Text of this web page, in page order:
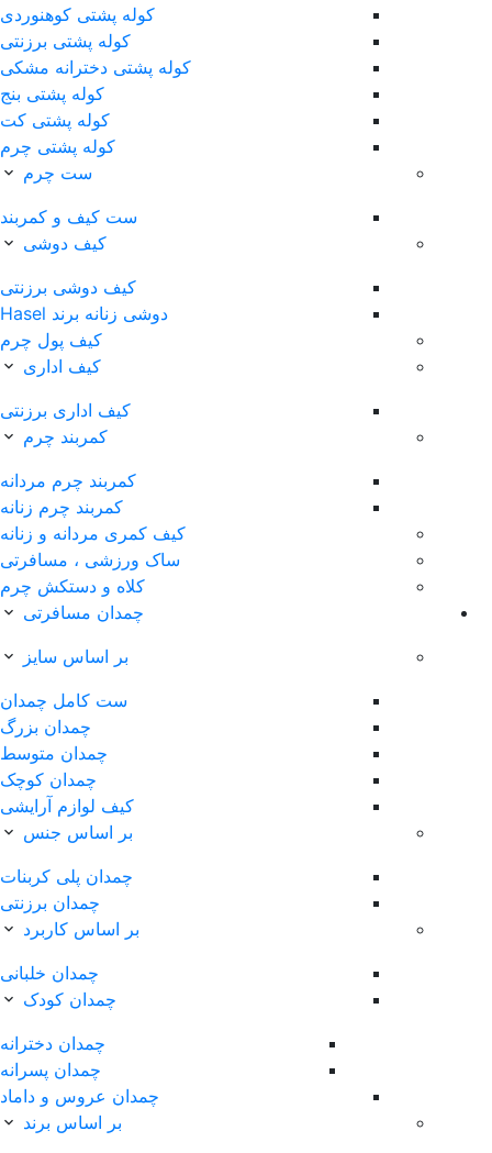
کوله پشتی کوهنوردی
کوله پشتی برزنتی
کوله پشتی دخترانه مشکی
کوله پشتی بنج
کوله پشتی کت
کوله پشتی چرم
ست چرم
ست کیف و کمربند
کیف دوشی
کیف دوشی برزنتی
دوشی زنانه برند Hasel
کیف پول چرم
کیف اداری
کیف اداری برزنتی
کمربند چرم
کمربند چرم مردانه
کمربند چرم زنانه
کیف کمری مردانه و زنانه
ساک ورزشی ، مسافرتی
کلاه و دستکش چرم
چمدان مسافرتی
بر اساس سایز
ست کامل چمدان
چمدان بزرگ
چمدان متوسط
چمدان کوچک
کیف لوازم آرایشی
بر اساس جنس
چمدان پلی کربنات
چمدان برزنتی
بر اساس کاربرد
چمدان خلبانی
چمدان کودک
چمدان دخترانه
چمدان پسرانه
چمدان عروس و داماد
بر اساس برند